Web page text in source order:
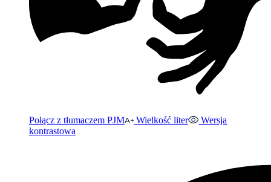
Połącz z tłumaczem PJM Wielkość liter
Wersja
kontrastowa